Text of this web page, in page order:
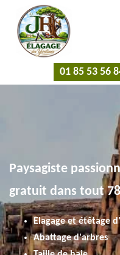
01 85 53 56
Paysagiste
gratuit dans tout
Elagage et étêtage
Abattage d'arbres